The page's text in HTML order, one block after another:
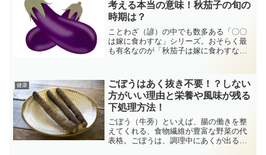
考える本当の意味！秋茄子の旬の
時期は？
ことわざ（諺）の中でも数多ある「〇〇
は嫁に食わすな」シリーズ。おそらく最
も有名なのが「秋茄子は嫁に食わすな」
ても美味しい。チーズとの相性は抜群
で、茄子はイタリアンには欠...
健康
ごぼうはあく抜き不要！？しない
方がいい理由と栄養や風味が残る
下処理方法！
ごぼう（牛蒡）といえば、腸の働きを整
えてくれる、食物繊維が豊富な野菜の代
表格。ごぼうは、調理中にあくが出るの